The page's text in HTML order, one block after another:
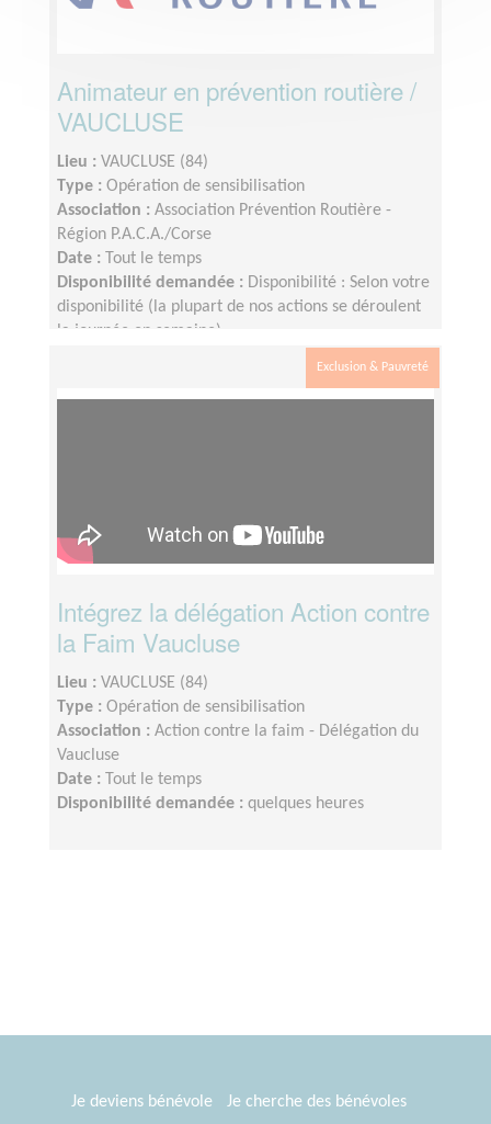
Animateur en prévention routière /
VAUCLUSE
Lieu : VAUCLUSE (84)
Type : Opération de sensibilisation
Association : Association Prévention Routière -
Région P.A.C.A./Corse
Date :
Tout le temps
Disponibilité demandée : Disponibilité : Selon votre
disponibilité (la plupart de nos actions se déroulent
la journée en semaine).
Exclusion & Pauvreté
Intégrez la délégation Action contre
la Faim Vaucluse
Lieu : VAUCLUSE (84)
Type : Opération de sensibilisation
Association : Action contre la faim - Délégation du
Vaucluse
Date :
Tout le temps
Disponibilité demandée : quelques heures
Je deviens bénévole
Je cherche des bénévoles